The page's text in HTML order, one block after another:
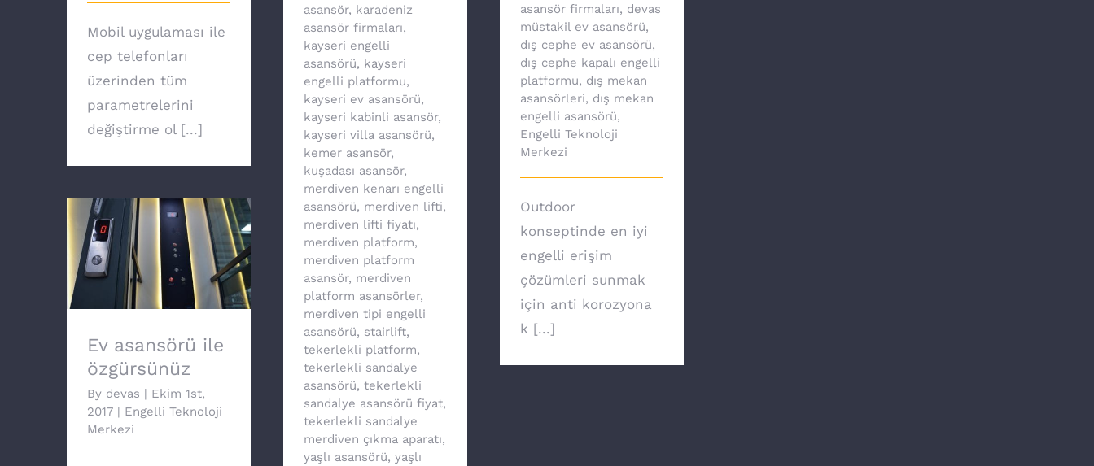
asansör, karadeniz
asansör firmaları,
kayseri engelli
asansörü, kayseri
engelli platformu,
kayseri ev asansörü,
kayseri kabinli asansör,
kayseri villa asansörü,
kemer asansör,
kuşadası asansör,
merdiven kenarı engelli
asansörü, merdiven lifti,
merdiven lifti fiyatı,
merdiven platform,
merdiven platform
asansör, merdiven
platform asansörler,
merdiven tipi engelli
asansörü, stairlift,
tekerlekli platform,
tekerlekli sandalye
asansörü, tekerlekli
sandalye asansörü fiyat,
tekerlekli sandalye
merdiven çıkma aparatı,
yaşlı asansörü, yaşlı
Mobil uygulaması ile
cep telefonları
üzerinden tüm
parametrelerini
değiştirme ol [...]
asansör firmaları, devas
müstakil ev asansörü,
dış cephe ev asansörü,
dış cephe kapalı engelli
platformu, dış mekan
asansörleri, dış mekan
engelli asansörü,
Engelli Teknoloji
Merkezi
Outdoor
konseptinde en iyi
engelli erişim
çözümleri sunmak
için anti korozyona
k [...]
Ev asansörü ile
özgürsünüz
Ev asansörü ile
özgürsünüz
By devas | Ekim 1st,
2017 | Engelli Teknoloji
Merkezi